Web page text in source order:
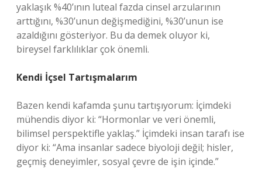
yaklaşık %40’ının luteal fazda cinsel arzularının
arttığını, %30’unun değişmediğini, %30’unun ise
azaldığını gösteriyor. Bu da demek oluyor ki,
bireysel farklılıklar çok önemli.
Kendi İçsel Tartışmalarım
Bazen kendi kafamda şunu tartışıyorum: İçimdeki
mühendis diyor ki: “Hormonlar ve veri önemli,
bilimsel perspektifle yaklaş.” İçimdeki insan tarafı ise
diyor ki: “Ama insanlar sadece biyoloji değil; hisler,
geçmiş deneyimler, sosyal çevre de işin içinde.”